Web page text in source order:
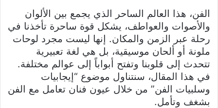
الفن، هذا العالم الساحر الذي يجمع بين الألوان
والأصوات والعواطف، يشكل قوة ساحرة تأخذنا في
رحلة عبر الزمن والمكان. إنها ليست مجرد لوحات
ملونة أو ألحان موسيقية، بل هي لغة تعبيرية
تتحدث إلى قلوبنا وتفتح أبواباً إلى عوالم مختلفة.
في هذا المقال، سنتناول موضوع “إيجابيات
وسلبيات الفن” من خلال عيون فنان تعامل مع الفن
بشغف وتأمل.